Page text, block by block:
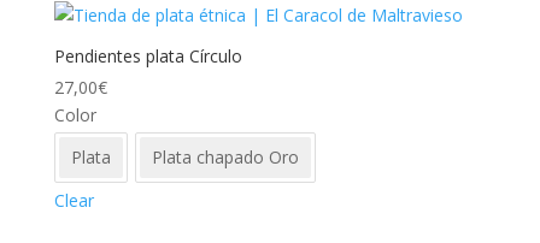
Pendientes plata Círculo
27,00€
Color
Plata
Plata chapado Oro
Clear